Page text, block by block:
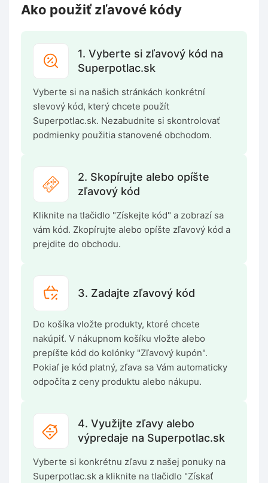
Ako použiť zľavové kódy
1. Vyberte si zľavový kód na
Superpotlac.sk
Vyberte si na našich stránkách konkrétní
slevový kód, který chcete použít
Superpotlac.sk. Nezabudnite si skontrolovať
podmienky použitia stanovené obchodom.
2. Skopírujte alebo opíšte
zľavový kód
Kliknite na tlačidlo "Získejte kód" a zobrazí sa
vám kód. Zkopírujte alebo opíšte zľavový kód a
prejdite do obchodu.
3. Zadajte zľavový kód
Do košíka vložte produkty, ktoré chcete
nakúpiť. V nákupnom košíku vložte alebo
prepíšte kód do kolónky "Zľavový kupón".
Pokiaľ je kód platný, zľava sa Vám automaticky
odpočíta z ceny produktu alebo nákupu.
4. Využijte zľavy alebo
výpredaje na Superpotlac.sk
Vyberte si konkrétnu zľavu z našej ponuky na
Superpotlac.sk a kliknite na tlačidlo "Získať